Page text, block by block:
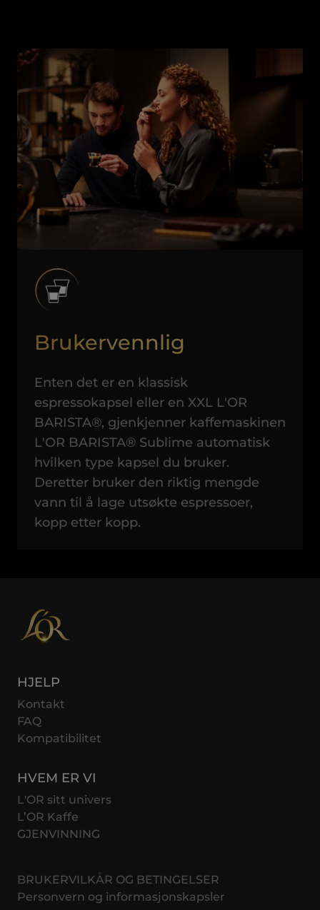
Brukervennlig
Enten det er en klassisk
espressokapsel eller en XXL L'OR
BARISTA®, gjenkjenner kaffemaskinen
L'OR BARISTA® Sublime automatisk
hvilken type kapsel du bruker.
Deretter bruker den riktig mengde
vann til å lage utsøkte espressoer,
kopp etter kopp.
HJELP
Kontakt
FAQ
Kompatibilitet
HVEM ER VI
L'OR sitt univers
L’OR Kaffe
GJENVINNING
BRUKERVILKÅR OG BETINGELSER
Personvern og informasjonskapsler